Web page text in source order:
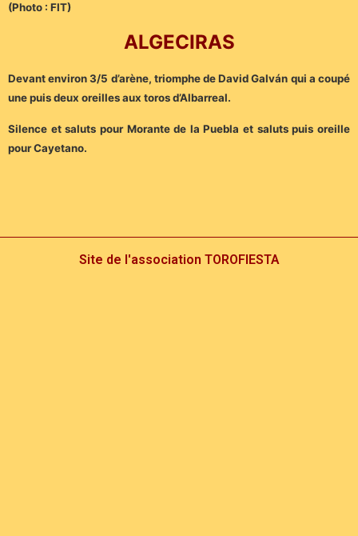
(Photo : FIT)
ALGECIRAS
Devant environ 3/5 d’arène, triomphe de David Galván qui a coupé
une puis deux oreilles aux toros d’Albarreal.
Silence et saluts pour Morante de la Puebla et saluts puis oreille
pour Cayetano.
Site de l'association TOROFIESTA